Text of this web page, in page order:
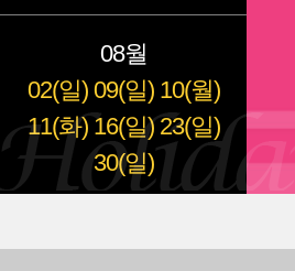
08월
02(일) 09(일) 10(월)
11(화) 16(일) 23(일)
30(일)